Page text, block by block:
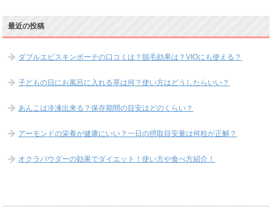
最近の投稿
ダブルエピスキンボーテの口コミは？脱毛効果は？VIOにも使える？
子どもの日にお風呂に入れる草は何？使い方はどうしたらいい？
あんこは冷凍出来る？保存期間の目安はどのくらい？
アーモンドの栄養が健康にいい？一日の摂取目安量は何粒が正解？
オクラパウダーの効果でダイエット！使い方や食べ方紹介！